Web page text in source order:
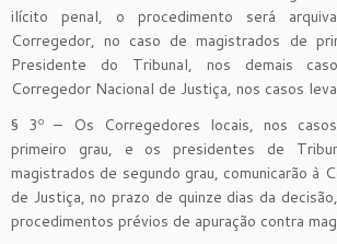
ilícito penal, o procedimento será
Corregedor, no caso de magistrados de
Presidente do Tribunal, nos demais
Corregedor Nacional de Justiça, nos casos
§ 3º – Os Corregedores locais, nos
primeiro grau, e os presidentes de
magistrados de segundo grau, comunicarão à
de Justiça, no prazo de quinze dias da
procedimentos prévios de apuração contra